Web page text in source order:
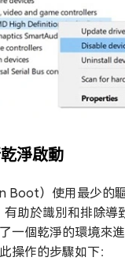
淨啟動
Boot）使用最少的
助於識別和排除導
一個乾淨的環境來
操作的步驟如下：